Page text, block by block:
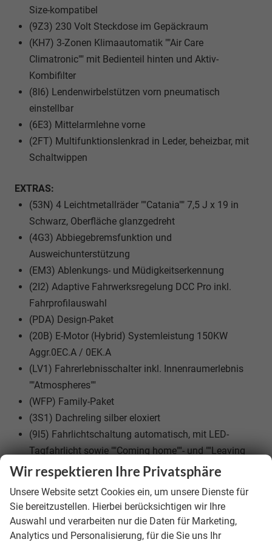
Size-kompatibel
(9Z3) 230 Volt Steckdose im Gepäckraum
(KH7) 3-Zonen Klimaautomatik ""Air Care
Climatronic"" mit Bedienteil hinten und Aktiv-
Kombifilter
(8I6) Lendenwirbelstützen vorn pneumatisch
einstellbar
(6E3) Mittelarmlehne vorne
(2FT) Multifunktionslenkrad in Leder, beheizbar, mit
Schaltwippen
EXTRAS:
(53N) 4 Leichtmetallräder ""Catania"" 7,5 J x 19 in
Schwarz, Oberfläche glanzgedreht
(4G3) Abbiegebremsfunktion und
Ausweichunterstützung
(EM3) Ablenkungs- und Müdigkeitserkennung
(2I2) Adaptive Fahrwerksregelung DCC Pro inkl.
Fahrprofilauswahl
(PDA) Design-Paket
(20B) E-Motor (Hybrid) Systemleistung 150KW
Aggr.0EC.A / 0EK.A
(LV1) Fahrerlebnisschalter inkl. Innenraumerlebnis
""Atmospheres""
(WFP) Family-Paket
(3S1) Dachreling silber eloxiert
(9I5) Fahrlichtschaltung automatisch, mit LED-
Tagfahrlicht sowie ""Coming home""- und ""Leaving
Home""-Funktion
(0K3) Hybrid-Antriebssystem PHEV
(4H5) Kindersicherung elektrisch für Türen hinten,
vom Fahrersitz aus bedienbar
Wir respektieren Ihre Privatsphäre
Unsere Website setzt Cookies ein, um unsere Dienste für
Sie bereitzustellen. Hierbei berücksichtigen wir Ihre
Auswahl und verarbeiten nur die Daten für Marketing,
Analytics und Personalisierung, für die Sie uns Ihr